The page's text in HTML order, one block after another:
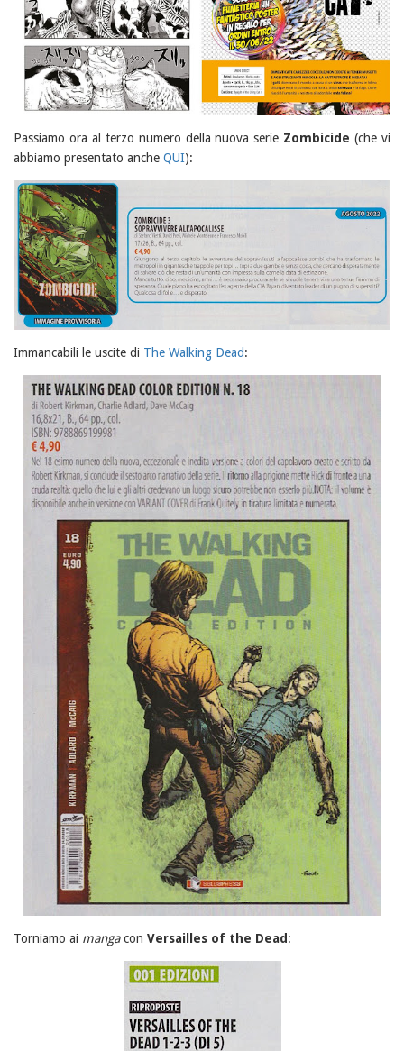
Passiamo ora al terzo numero della nuova serie Zombicide (che vi
abbiamo presentato anche QUI):
Immancabili le uscite di The Walking Dead:
Torniamo ai mangacon Versailles of the Dead :